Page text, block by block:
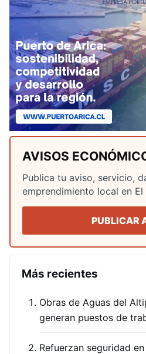
AVISOS
Publica tu aviso, servicio,
emprendimiento local en
PUBLICAR
Más recientes
Obras de Aguas del
generan puestos de
Refuerzan seguridad